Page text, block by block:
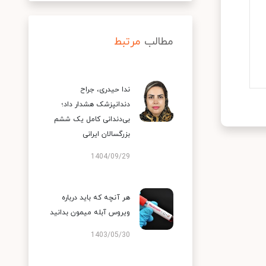
مطالب مرتبط
ندا حیدری، جراح
دندانپزشک هشدار داد؛
بی‌دندانی کامل یک ششم
بزرگسالان ایرانی
1404/09/29
هر آنچه که باید درباره
ویروس آبله میمون بدانید
1403/05/30